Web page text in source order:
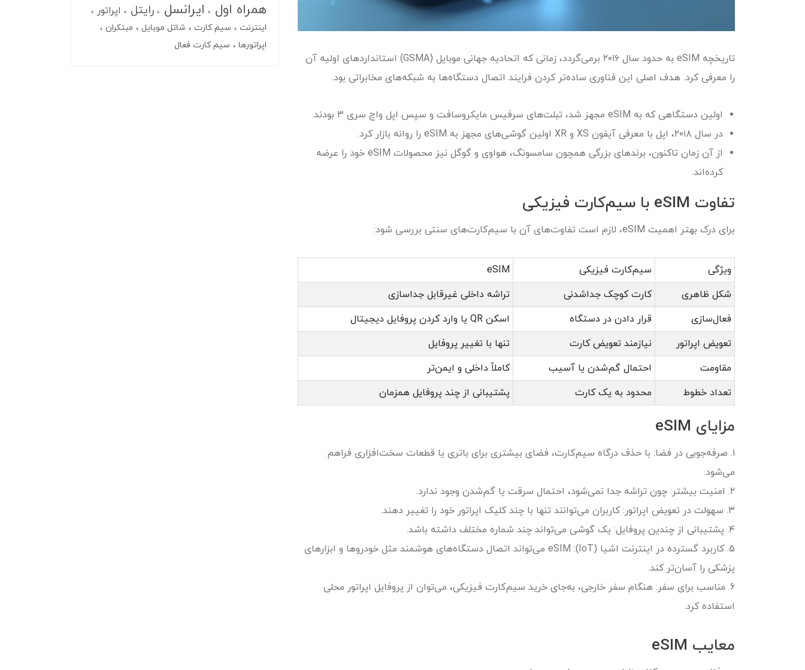
تاریخچه eSIM به حدود سال ۲۰۱۶ برمی‌گردد، زمانی که اتحادیه جهانی موبایل (GSMA) استانداردهای اولیه آن
را معرفی کرد. هدف اصلی این فناوری ساده‌تر کردن فرایند اتصال دستگاه‌ها به شبکه‌های مخابراتی بود.
اولین دستگاهی که به eSIM مجهز شد، تبلت‌های سرفیس مایکروسافت و سپس اپل واچ سری ۳ بودند.
در سال ۲۰۱۸، اپل با معرفی آیفون XS و XR اولین گوشی‌های مجهز به eSIM را روانه بازار کرد.
از آن زمان تاکنون، برندهای بزرگی همچون سامسونگ، هواوی و گوگل نیز محصولات eSIM خود را عرضه
کرده‌اند.
تفاوت eSIM با سیم‌کارت فیزیکی
برای درک بهتر اهمیت eSIM، لازم است تفاوت‌های آن با سیم‌کارت‌های سنتی بررسی شود:
ویژگی سیم‌کارت فیزیکی
eSIM
شکل ظاهری
کارت کوچک جداشدنی
تراشه داخلی غیرقابل جداسازی
فعال‌سازی
قرار دادن در دستگاه
اسکن QR یا وارد کردن پروفایل دیجیتال
تعویض اپراتور
نیازمند تعویض کارت
تنها با تغییر پروفایل
مقاومت
احتمال گم‌شدن یا آسیب
کاملاً داخلی و ایمن‌تر
تعداد خطوط
محدود به یک کارت پشتیبانی از چند پروفایل همزمان
مزایای eSIM
۱. صرفه‌جویی در فضا: با حذف درگاه سیم‌کارت، فضای بیشتری برای باتری یا قطعات سخت‌افزاری فراهم
می‌شود.
۲. امنیت بیشتر: چون تراشه جدا نمی‌شود، احتمال سرقت یا گم‌شدن وجود ندارد.
۳. سهولت در تعویض اپراتور: کاربران می‌توانند تنها با چند کلیک اپراتور خود را تغییر دهند.
۴. پشتیبانی از چندین پروفایل: یک گوشی می‌تواند چند شماره مختلف داشته باشد.
5. کاربرد گسترده در اینترنت اشیا (IoT): eSIM می‌تواند اتصال دستگاه‌های هوشمند مثل خودروها و ابزارهای
پزشکی را آسان‌تر کند.
6. مناسب برای سفر: هنگام سفر خارجی، به‌جای خرید سیم‌کارت فیزیکی، می‌توان از پروفایل اپراتور محلی
استفاده کرد.
معایب eSIM
همراه اول ایرانسل رایتل اپراتور
اینترنت سیم کارت شاتل موبایل
مبتکران
اپراتورها
سیم کارت فعال